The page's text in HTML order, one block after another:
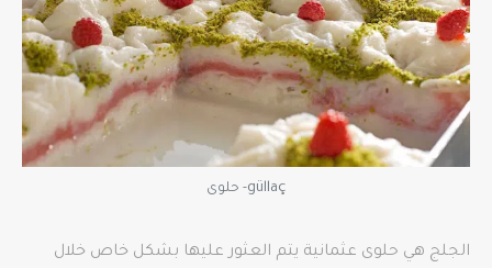
güllaç- حلوى
الجلج هي حلوى عثمانية يتم العثور عليها بشكل خاص خلال